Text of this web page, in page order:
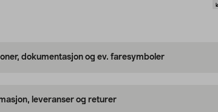
dokumentasjon og ev. faresymboler
leveranser og returer